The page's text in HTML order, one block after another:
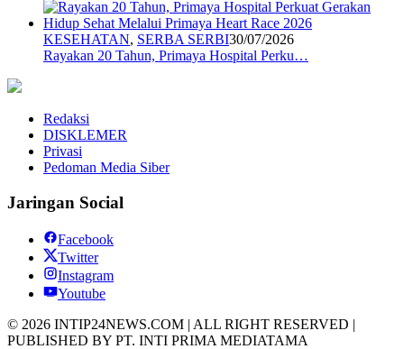
KESEHATAN, SERBA SERBI30/07/2026
Rayakan 20 Tahun, Primaya Hospital Perku…
Redaksi
DISKLEMER
Privasi
Pedoman Media Siber
Jaringan Social
Facebook
Twitter
Instagram
Youtube
© 2026 INTIP24NEWS.COM | ALL RIGHT RESERVED |
PUBLISHED BY PT. INTI PRIMA MEDIATAMA